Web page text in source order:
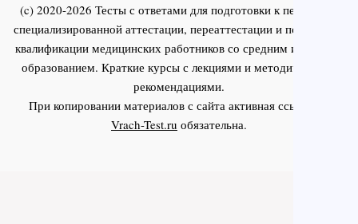
(c) 2020-2026 Тесты с ответами для подготовки к первичной
специализированной аттестации, переаттестации и повышения
квалификации медицинских работников со средним и высшим
образованием. Краткие курсы с лекциями и методическими
рекомендациями.
При копировании материалов с сайта активная ссылка на
Vrach-Test.ru обязательна.